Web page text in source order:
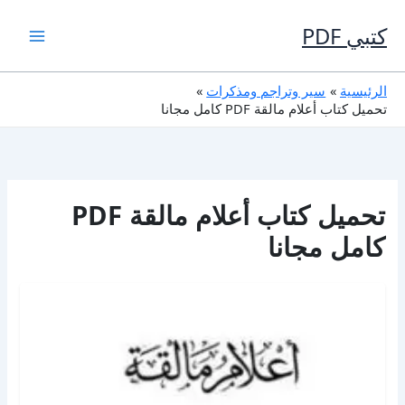
إلى
المحتوى
كتبي PDF
الرئيسية
سير وتراجم ومذكرات
تحميل كتاب أعلام مالقة PDF كامل مجانا
تحميل كتاب أعلام مالقة PDF
كامل مجانا